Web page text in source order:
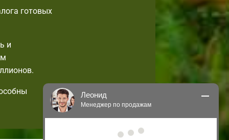
готовых
и
Леонид
Менеджер по продажам
Здравствуйте! Я могу